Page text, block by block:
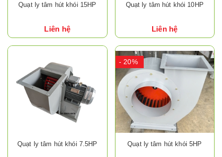
Quạt ly tâm hút khói 15HP
Liên hệ
Quạt ly tâm hút khói 10HP
Liên hệ
Quạt ly tâm hút khói 7.5HP
- 20%
Quạt ly tâm hút khói 5HP